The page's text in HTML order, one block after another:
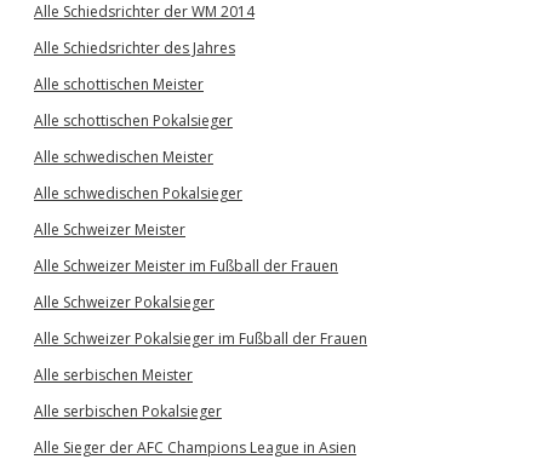
Alle Schiedsrichter der WM 2014
Alle Schiedsrichter des Jahres
Alle schottischen Meister
Alle schottischen Pokalsieger
Alle schwedischen Meister
Alle schwedischen Pokalsieger
Alle Schweizer Meister
Alle Schweizer Meister im Fußball der Frauen
Alle Schweizer Pokalsieger
Alle Schweizer Pokalsieger im Fußball der Frauen
Alle serbischen Meister
Alle serbischen Pokalsieger
Alle Sieger der AFC Champions League in Asien